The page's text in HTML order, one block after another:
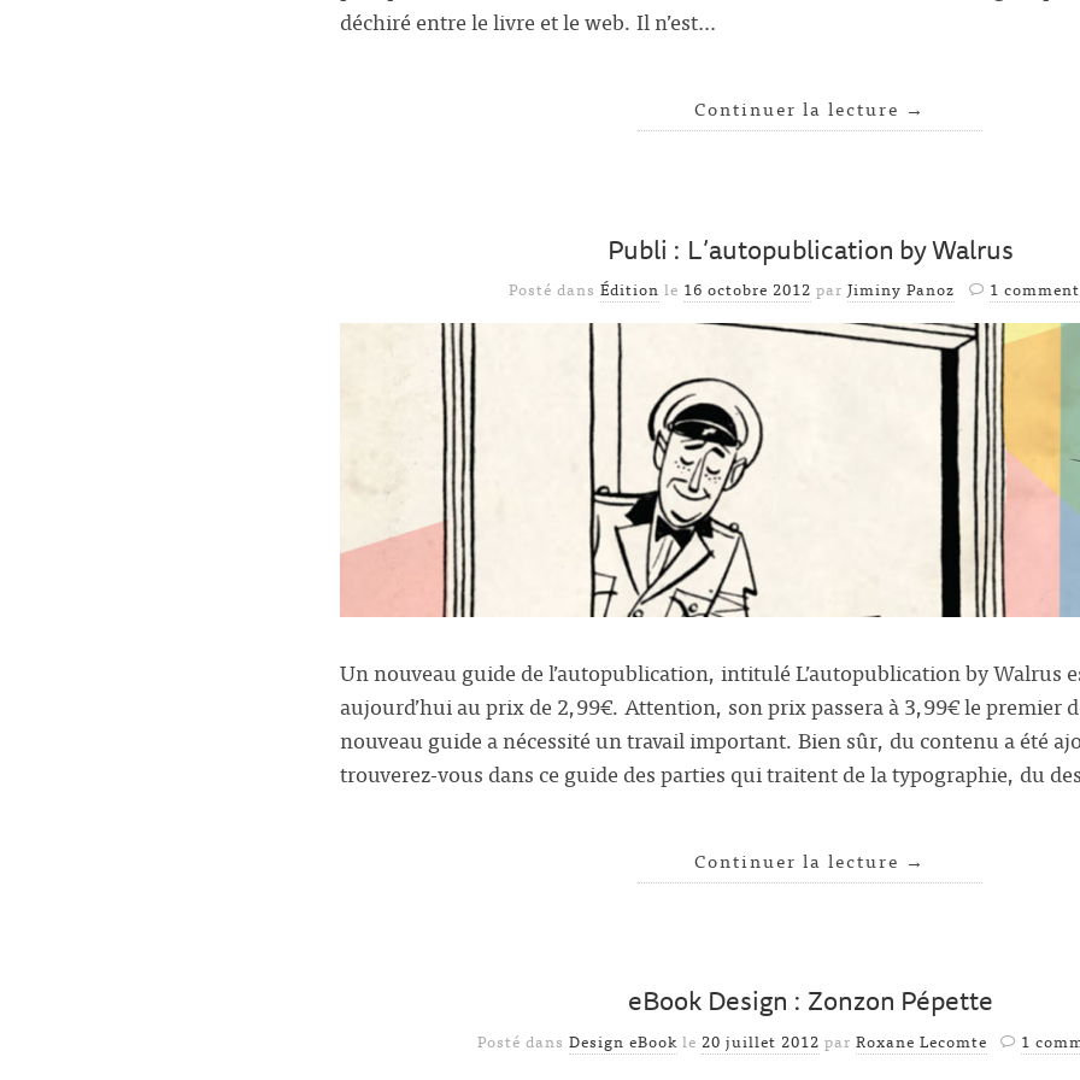
déchiré entre le livre et le web. Il n’est…
Continuer la lecture →
Publi : L’autopublication by Walrus
Posté dansÉdition le 16 octobre 2012 parJiminy Panoz 1
Un nouveau guide de l’autopublication, intitulé L’autopublication by Walrus
aujourd’hui au prix de 2,99€. Attention, son prix passera à 3,99€ le premier
nouveau guide a nécessité un travail important. Bien sûr, du contenu a été
trouverez-vous dans ce guide des parties qui traitent de la typographie, du
Continuer la lecture →
eBook Design : Zonzon Pépette
Posté dans Design eBook le 20 juillet 2012 par Roxane Lecomte 1